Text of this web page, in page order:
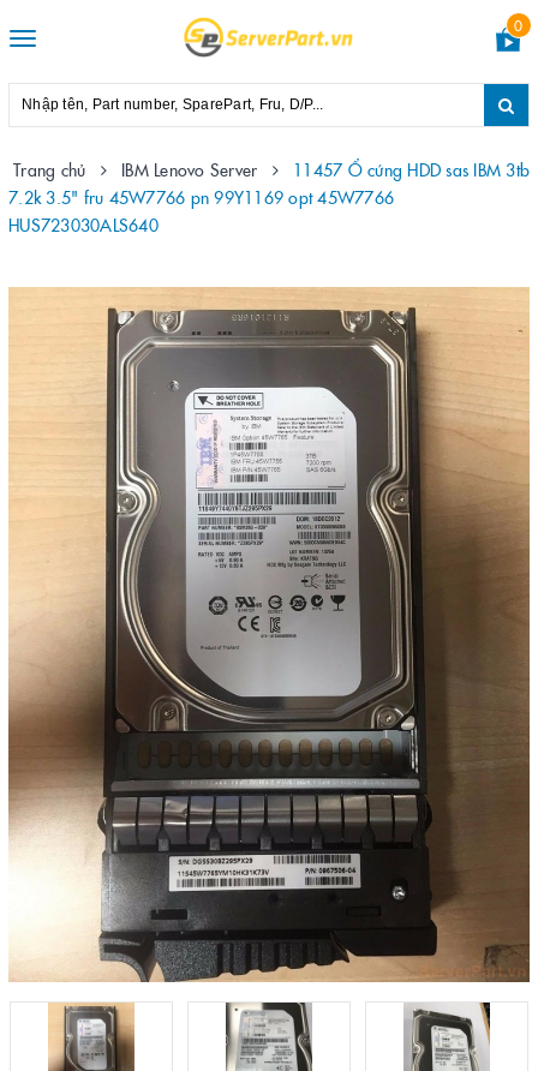
Toggle
0
Trang chủ IBM Lenovo Server
11457 Ổ cứng HDD sas IBM 3tb
7.2k 3.5" fru 45W7766 pn 99Y1169 opt 45W7766
HUS723030ALS640